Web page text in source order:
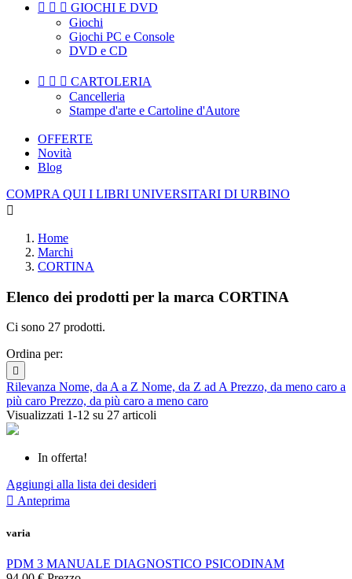
   GIOCHI E DVD
Giochi
Giochi PC e Console
DVD e CD
   CARTOLERIA
Cancelleria
Stampe d'arte e Cartoline d'Autore
OFFERTE
Novità
Blog
COMPRA QUI I LIBRI UNIVERSITARI DI URBINO

Home
Marchi
CORTINA
Elenco dei prodotti per la marca CORTINA
Ci sono 27 prodotti.
Ordina per:

Rilevanza Nome, da A a Z Nome, da Z ad APrezzo, da meno caro a
più caro Prezzo, da più caro a meno caro
Visualizzati 1-12 su 27 articoli
In offerta!
Aggiungi alla lista dei desideri
 Anteprima
varia
PDM 3 MANUALE DIAGNOSTICO PSICODINAM